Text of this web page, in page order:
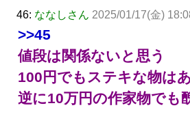
46: ななしさん 2025/01/17(金)
>>45
値段は関係ないと思う
100円でもステキな物は
逆に10万円の作家物でも